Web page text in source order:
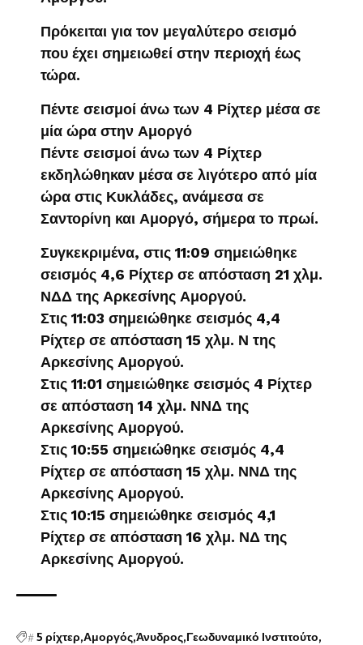
Πρόκειται για τον μεγαλύτερο σεισμό
που έχει σημειωθεί στην περιοχή έως
τώρα.
Πέντε σεισμοί άνω των 4 Ρίχτερ μέσα σε
μία ώρα στην Αμοργό
Πέντε σεισμοί άνω των 4 Ρίχτερ
εκδηλώθηκαν μέσα σε λιγότερο από μία
ώρα στις Κυκλάδες, ανάμεσα σε
Σαντορίνη και Αμοργό, σήμερα το πρωί.
Συγκεκριμένα, στις 11:09 σημειώθηκε
σεισμός 4,6 Ρίχτερ σε απόσταση 21 χλμ.
ΝΔΔ της Αρκεσίνης Αμοργού.
Στις 11:03 σημειώθηκε σεισμός 4,4
Ρίχτερ σε απόσταση 15 χλμ. Ν της
Αρκεσίνης Αμοργού.
Στις 11:01 σημειώθηκε σεισμός 4 Ρίχτερ
σε απόσταση 14 χλμ. ΝΝΔ της
Αρκεσίνης Αμοργού.
Στις 10:55 σημειώθηκε σεισμός 4,4
Ρίχτερ σε απόσταση 15 χλμ. ΝΝΔ της
Αρκεσίνης Αμοργού.
Στις 10:15 σημειώθηκε σεισμός 4,1
Ρίχτερ σε απόσταση 16 χλμ. ΝΔ της
Αρκεσίνης Αμοργού.
#5 ρίχτερ Αμοργός Άνυδρος Γεωδυναμικό Ινστιτούτο